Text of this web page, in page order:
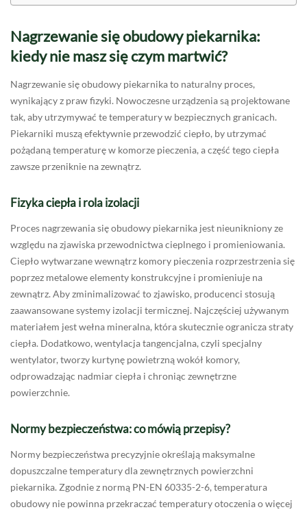
Nagrzewanie się obudowy piekarnika:
kiedy nie masz się czym martwić?
Nagrzewanie się obudowy piekarnika to naturalny proces,
wynikający z praw fizyki. Nowoczesne urządzenia są projektowane
tak, aby utrzymywać te temperatury w bezpiecznych granicach.
Piekarniki muszą efektywnie przewodzić ciepło, by utrzymać
pożądaną temperaturę w komorze pieczenia, a część tego ciepła
zawsze przeniknie na zewnątrz.
Fizyka ciepła i rola izolacji
Proces nagrzewania się obudowy piekarnika jest nieunikniony ze
względu na zjawiska przewodnictwa cieplnego i promieniowania.
Ciepło wytwarzane wewnątrz komory pieczenia rozprzestrzenia się
poprzez metalowe elementy konstrukcyjne i promieniuje na
zewnątrz. Aby zminimalizować to zjawisko, producenci stosują
zaawansowane systemy izolacji termicznej. Najczęściej używanym
materiałem jest wełna mineralna, która skutecznie ogranicza straty
ciepła. Dodatkowo, wentylacja tangencjalna, czyli specjalny
wentylator, tworzy kurtynę powietrzną wokół komory,
odprowadzając nadmiar ciepła i chroniąc zewnętrzne
powierzchnie.
Normy bezpieczeństwa: co mówią przepisy?
Normy bezpieczeństwa precyzyjnie określają maksymalne
dopuszczalne temperatury dla zewnętrznych powierzchni
piekarnika. Zgodnie z normą PN-EN 60335-2-6, temperatura
obudowy nie powinna przekraczać temperatury otoczenia o więcej